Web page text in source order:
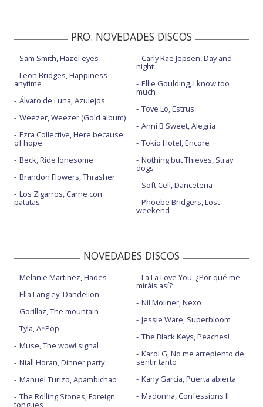
PRO. NOVEDADES DISCOS
Sam Smith, Hazel eyes
Leon Bridges, Happiness
anytime
Álvaro de Luna, Azulejos
Weezer, Weezer (Gold album)
Ezra Collective, Here because
of hope
Beck, Ride lonesome
Brandon Flowers, Thrasher
Los Zigarros, Carne con
patatas
Carly Rae Jepsen, Day and
night
Ellie Goulding, I know too
much
Tove Lo, Estrus
Anni B Sweet, Alegría
Tokio Hotel, Encore
Nothing but Thieves, Stray
dogs
Soft Cell, Danceteria
Phoebe Bridgers, Lost
weekend
NOVEDADES DISCOS
Melanie Martinez, Hades
Ella Langley, Dandelion
Gorillaz, The mountain
Tyla, A*Pop
Muse, The wow! signal
Niall Horan, Dinner party
Manuel Turizo, Apambichao
The Rolling Stones, Foreign
tongues
La La Love You, ¿Por qué me
miráis así?
Nil Moliner, Nexo
Jessie Ware, Superbloom
The Black Keys, Peaches!
Karol G, No me arrepiento de
sentir tanto
Kany García, Puerta abierta
Madonna, Confessions II